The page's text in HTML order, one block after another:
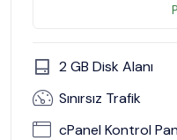
Planı Seç
2 GB Disk Alanı
Sınırsız Trafik
cPanel Kontrol Paneli